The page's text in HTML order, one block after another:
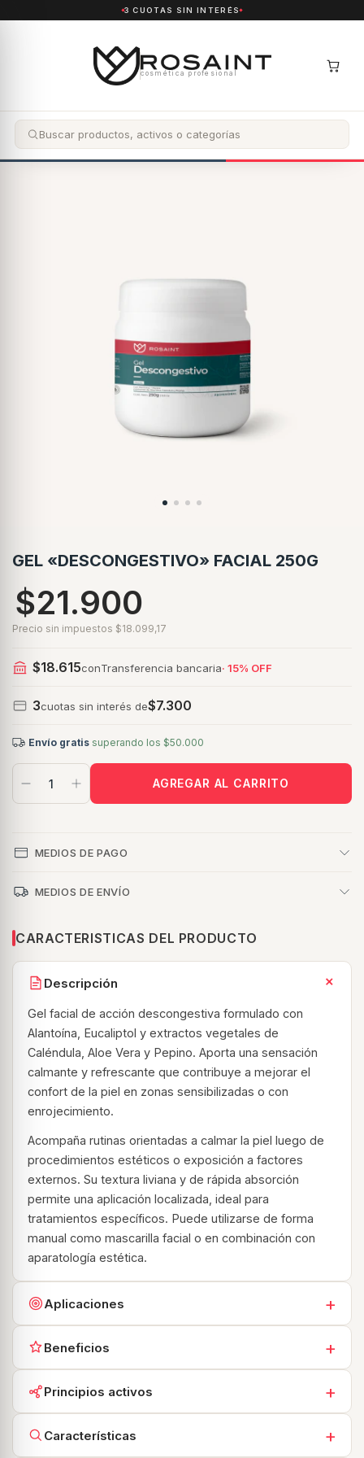
3 CUOTAS SIN INTERÉS
cosmética profesional
GEL «DESCONGESTIVO» FACIAL 250G
$21.900
3cuotas sin interés de$7.300
Precio sin impuestos $18.099,17
$18.615conTransferencia bancaria· 15% OFF
Envío gratis superando los $50.000
MEDIOS DE PAGO
MEDIOS DE ENVÍO
CARACTERISTICAS DEL PRODUCTO
Descripción +
Gel facial de acción descongestiva formulado con
Alantoína, Eucaliptol y extractos vegetales de
Caléndula, Aloe Vera y Pepino. Aporta una sensación
calmante y refrescante que contribuye a mejorar el
confort de la piel en zonas sensibilizadas o con
enrojecimiento.
Acompaña rutinas orientadas a calmar la piel luego de
procedimientos estéticos o exposición a factores
externos. Su textura liviana y de rápida absorción
permite una aplicación localizada, ideal para
tratamientos específicos. Puede utilizarse de forma
manual como mascarilla facial o en combinación con
aparatología estética.
Aplicaciones +
Aplicación como mascarilla facial calmante
Uso con aparatología estética compatible
Beneficios +
Ayuda a reducir la sensación de irritación y
Principios activos +
para acompañar rutinas orientadas a calmar la piel y
Características +